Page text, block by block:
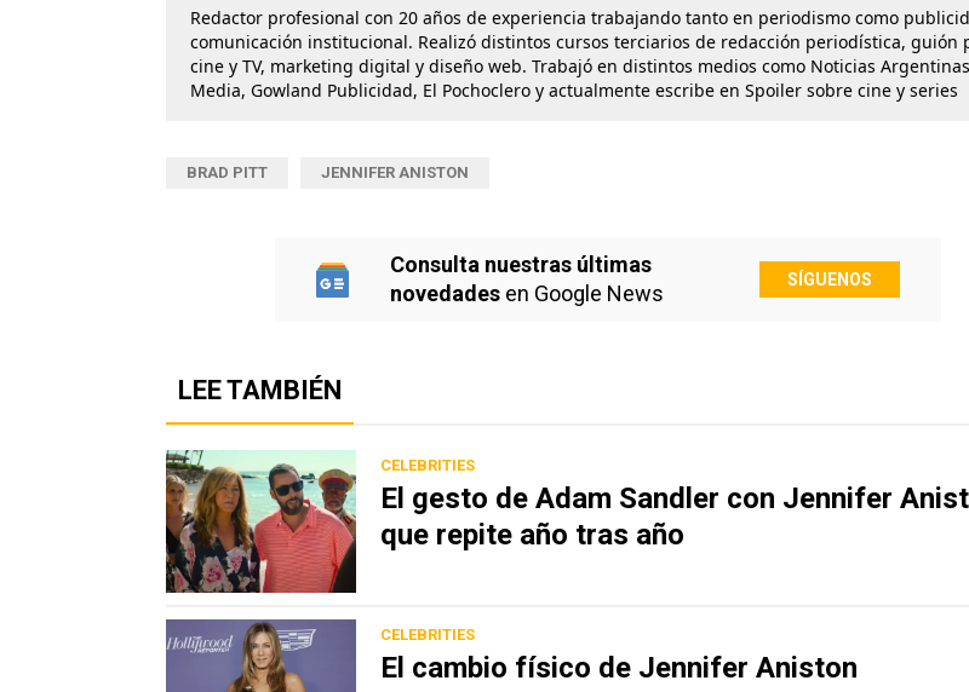
Redactor profesional con 20 años de experiencia trabajando tanto en periodismo como
comunicación institucional. Realizó distintos cursos terciarios de redacción periodística, guión
cine y TV, marketing digital y diseño web. Trabajó en distintos medios como Noticias
Media, Gowland Publicidad, El Pochoclero y actualmente escribe en Spoiler sobre cine y series
BRAD PITT JENNIFER ANISTON
Consulta nuestras últimas
novedades en Google News
SÍGUENOS
LEE TAMBIÉN
CELEBRITIES
El gesto de Adam Sandler con Jennifer
que repite año tras año
CELEBRITIES
El cambio físico de Jennifer Aniston